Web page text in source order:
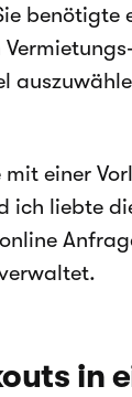
benötigte
einer
liebte
in